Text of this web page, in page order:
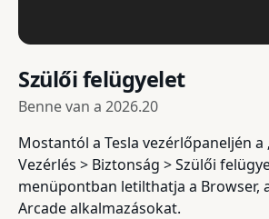
Szülői felügyelet
Benne van a 2026.20
Mostantól a Tesla vezérlőpaneljén a
Vezérlés > Biztonság > Szülői
menüpontban letilthatja a Browser,
Arcade alkalmazásokat.